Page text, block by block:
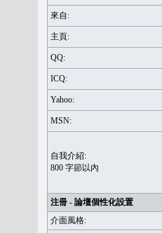
來自:
主頁:
QQ:
ICQ:
Yahoo:
MSN:
自我介紹:
800 字節以內
注冊 - 論壇個性化設置
介面風格: